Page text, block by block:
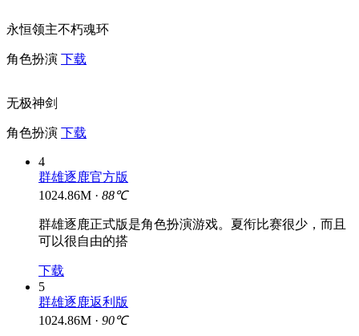
永恒领主不朽魂环
角色扮演 下载
无极神剑
角色扮演 下载
4
群雄逐鹿官方版
1024.86M · 88℃
群雄逐鹿正式版是角色扮演游戏。夏衔比赛很少，而且
可以很自由的搭
下载
5
群雄逐鹿返利版
1024.86M · 90℃